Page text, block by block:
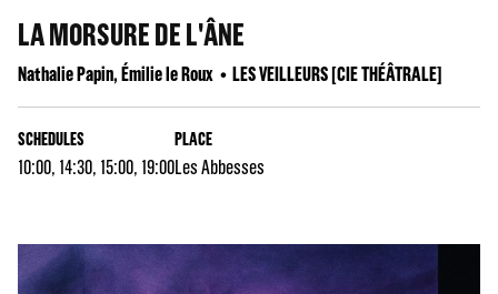
LA MORSURE DE L'ÂNE
Nathalie Papin, Émilie le Roux LES VEILLEURS [CIE THÉÂTRALE]
SCHEDULES
10:00, 14:30, 15:00, 19:00
PLACE
Les Abbesses